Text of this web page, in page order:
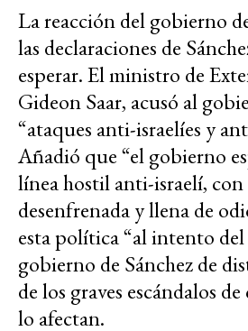
La reacción del gobierno
las declaraciones de
esperar. El ministro de
Gideon Saar, acusó al
“ataques anti-israelíes y
Añadió que “el gobierno
línea hostil anti-israelí,
desenfrenada y llena de
esta política “al intento
gobierno de Sánchez de
de los graves escándalos
lo afectan.